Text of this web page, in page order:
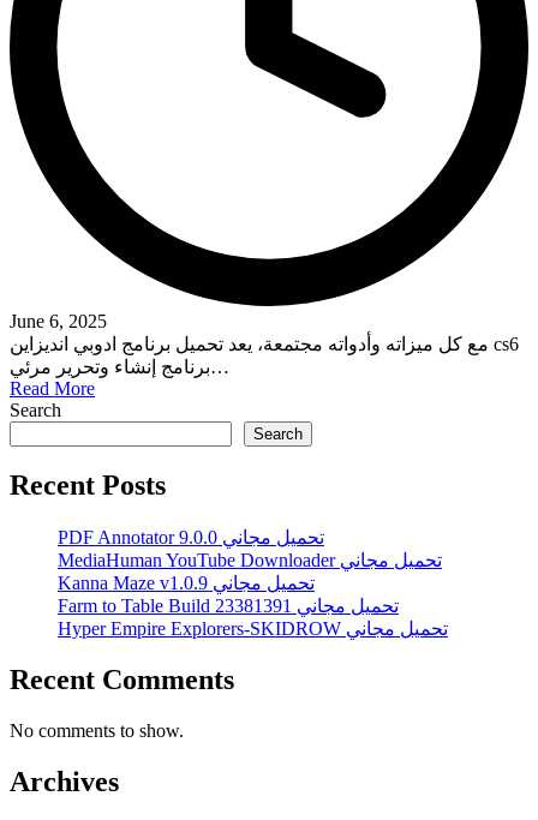
June 6, 2025
مع كل ميزاته وأدواته مجتمعة، يعد تحميل برنامج ادوبي انديزاين cs6
برنامج إنشاء وتحرير مرئي…
Read More
Search
Search
Recent Posts
PDF Annotator 9.0.0 تحميل مجاني
MediaHuman YouTube Downloader تحميل مجاني
Kanna Maze v1.0.9 تحميل مجاني
Farm to Table Build 23381391 تحميل مجاني
Hyper Empire Explorers-SKIDROW تحميل مجاني
Recent Comments
No comments to show.
Archives